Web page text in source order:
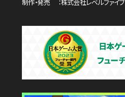
制作・発売
株式会社レベルファイブ